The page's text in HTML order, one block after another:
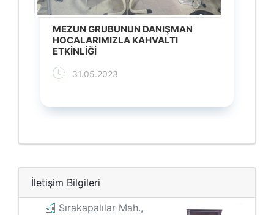
MEZUN GRUBUNUN DANIŞMAN
HOCALARIMIZLA KAHVALTI
ETKİNLİĞİ
31.05.2023
İletişim Bilgileri
Sırakapalılar Mah.,